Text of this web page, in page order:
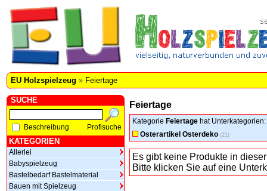
EU Holzspielzeug » Feiertage
SUCHE
Beschreibung Profisuche
KATEGORIEN
Allerlei
Babyspielzeug
Bastelbedarf Bastelmaterial
Bauen mit Spielzeug
Feiertage
Kategorie Feiertage hat Unterkategorien:
Osterartikel Osterdeko (21)
Es gibt keine Produkte in
Bitte klicken Sie auf eine